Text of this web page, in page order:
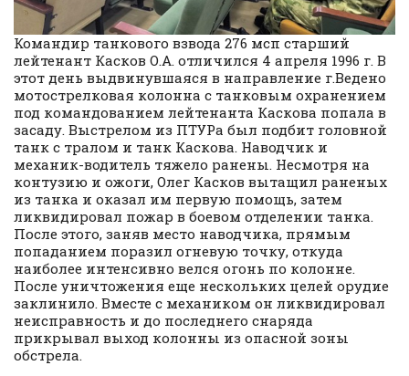
Командир танкового взвода 276 мсп старший
лейтенант Касков О.А. отличился 4 апреля 1996 г. В
этот день выдвинувшаяся в направление г.Ведено
мотострелковая колонна с танковым охранением
под командованием лейтенанта Каскова попала в
засаду. Выстрелом из ПТУРа был подбит головной
танк с тралом и танк Каскова. Наводчик и
механик-водитель тяжело ранены. Несмотря на
контузию и ожоги, Олег Касков вытащил раненых
из танка и оказал им первую помощь, затем
ликвидировал пожар в боевом отделении танка.
После этого, заняв место наводчика, прямым
попаданием поразил огневую точку, откуда
наиболее интенсивно велся огонь по колонне.
После уничтожения еще нескольких целей орудие
заклинило. Вместе с механиком он ликвидировал
неисправность и до последнего снаряда
прикрывал выход колонны из опасной зоны
обстрела.